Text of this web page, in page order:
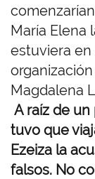
María Elena
estuviera en
Magdalena
A raíz de
tuvo que
Ezeiza la
falsos. No